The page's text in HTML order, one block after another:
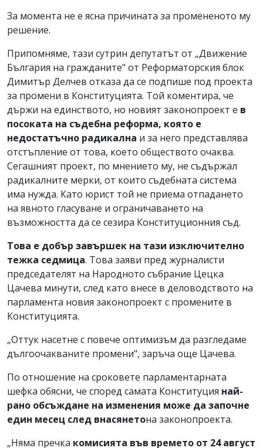
За момента не е ясна причината за промененото му
решение.
Припомняме, тази сутрин депутатът от „Движение
България на гражданите" от Реформаторския блок
Димитър Делчев отказа да се подпише под проекта
за промени в Конституцията. Той коментира, че
държи на единството, но новият законопроект е в
посоката на съдебна реформа, която е
недостатъчно радикална и за него представлява
отстъпление от това, което обществото очаква.
Сегашният проект, по мнението му, не съдържал
радикалните мерки, от които съдебната система
има нужда. Като юрист той не приема отпадането
на явното гласуване и ограничаването на
възможността да се сезира Конституционния съд.
Това е добър завършек на тази изключително
тежка седмица. Това заяви пред журналисти
председателят на Народното събрание Цецка
Цачева минути, след като внесе в деловодството на
парламента новия законопроект с промените в
Конституцията.
„Оттук насетне с повече оптимизъм да разгледаме
дългоочакваните промени", заръча още Цачева.
По отношение на сроковете парламентарната
шефка обясни, че според самата Конституция най-
рано обсъждане на изменения може да започне
един месец след внасянетона законопроекта.
„Няма пречка комисията във времето от 24 август